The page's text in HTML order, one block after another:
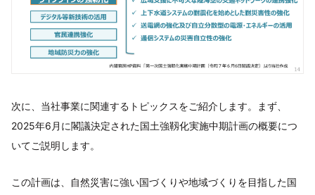
次に、当社事業に関連するトピックスをご紹介します。まず、
2025年6月に閣議決定された国土強靱化実施中期計画の概要につ
いてご説明します。
この計画は、自然災害に強い国づくりや地域づくりを目指した国